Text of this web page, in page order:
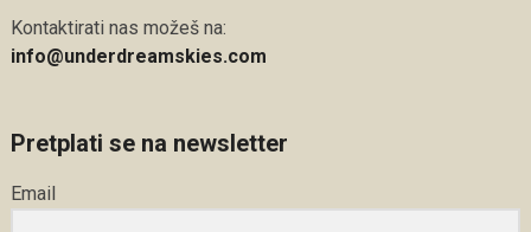
Kontaktirati nas možeš na:
info@underdreamskies.com
Pretplati se na newsletter
Email